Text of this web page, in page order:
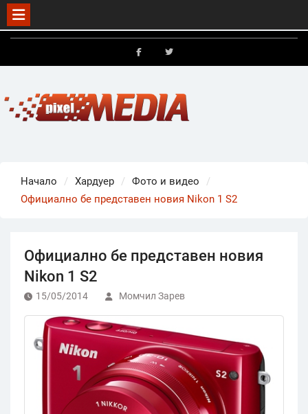
Skip
Начало Хардуер
Фото и видео
Официално бе представен новия Nikon 1 S2
Официално бе представен новия
Nikon 1 S2
15/05/2014 Момчил Зарев